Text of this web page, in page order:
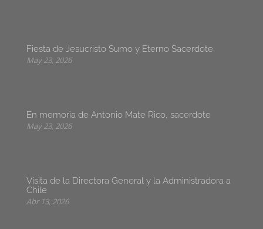
Fiesta de Jesucristo Sumo y Eterno Sacerdote
May 23, 2026
En memoria de Antonio Mate Rico, sacerdote
May 23, 2026
Visita de la Directora General y la Administradora a
Chile
Abr 13, 2026